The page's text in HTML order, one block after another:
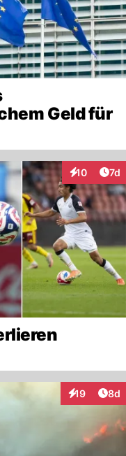
Geld für
10 7d
19
Interaktionen
8d